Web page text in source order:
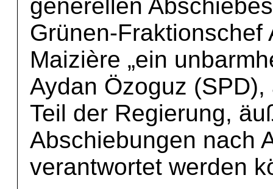
generellen
Grünen-Fraktionschef
Maizière „ein
Aydan Özoguz
Teil der Regierung,
Abschiebungen nach
verantwortet werden